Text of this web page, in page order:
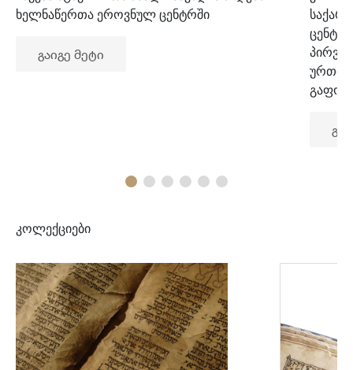
ხელნაწერთა ეროვნულ ცენტრში
გაიგე მეტი
კოლექციები